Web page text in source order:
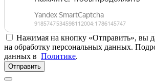
Нажимая на кнопку «Отправить», вы
на обработку персональных данных.
данных в Политике.
Отправить